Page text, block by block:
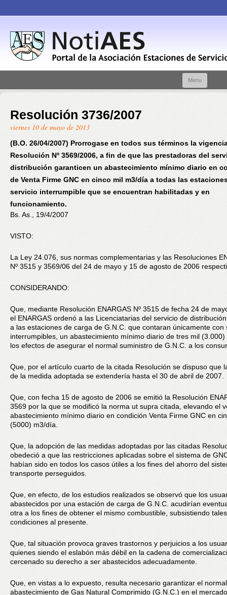
Menu
Resolución 3736/2007
viernes 10 de mayo de 2013
(B.O. 26/04/2007) Prorrogase en todos sus términos la
Resolución Nº 3569/2006, a fin de que las prestadoras del
distribución garanticen un abastecimiento mínimo diario en
de Venta Firme GNC en cinco mil m3/día a todas las
servicio interrumpible que se encuentran habilitadas y en
funcionamiento.
Bs. As., 19/4/2007
VISTO:
La Ley 24.076, sus normas complementarias y las Resoluciones
Nº 3515 y 3569/06 del 24 de mayo y 15 de agosto de 2006
CONSIDERANDO:
Que, mediante Resolución ENARGAS Nº 3515 de fecha 24 de
el ENARGAS ordenó a las Licenciatarias del servicio de
a las estaciones de carga de G.N.C. que contaran únicamente con
interrumpibles, un abastecimiento mínimo diario de tres mil
los efectos de asegurar el normal suministro de G.N.C. a los
Que, por el artículo cuarto de la citada Resolución se dispuso que
de la medida adoptada se extendería hasta el 30 de abril de 2007.
Que, con fecha 15 de agosto de 2006 se emitió la Resolución
3569 por la que se modificó la norma ut supra citada, elevando el
abastecimiento mínimo diario en condición Venta Firme GNC en
(5000) m3/día.
Que, la adopción de las medidas adoptadas por las citadas
obedeció a que las restricciones aplicadas sobre el sistema de
habían sido en todos los casos útiles a los fines del ahorro del
transporte perseguidos.
Que, en efecto, de los estudios realizados se observó que los
abastecidos por una estación de carga de G.N.C. acudirían
otra a los fines de obtener el mismo combustible, subsistiendo tales
condiciones al presente.
Que, tal situación provoca graves trastornos y perjuicios a los
quienes siendo el eslabón más débil en la cadena de
cercenado su derecho a ser abastecidos adecuadamente.
Que, en vistas a lo expuesto, resulta necesario garantizar el normal
abastecimiento de Gas Natural Comprimido (G.N.C.) en el